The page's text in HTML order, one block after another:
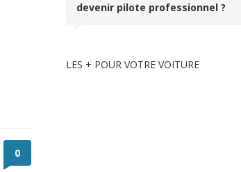
0
devenir pilote professionnel ?
LES + POUR VOTRE VOITURE